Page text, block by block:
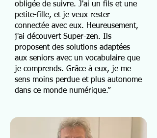
obligée de suivre. J'ai un fils et une
petite-fille, et je veux rester
connectée avec eux. Heureusement,
j'ai découvert Super-zen. Ils
proposent des solutions adaptées
aux seniors avec un vocabulaire que
je comprends. Grâce à eux, je me
sens moins perdue et plus autonome
dans ce monde numérique.”